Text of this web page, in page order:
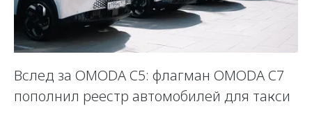
Вслед за OMODA C5: флагман OMODA C7
пополнил реестр автомобилей для такси